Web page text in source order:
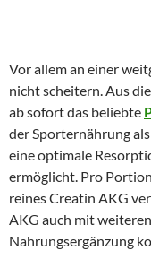
Vor allem an einer
nicht scheitern. Aus
ab sofort das beliebte
der Sporternährung
eine optimale
ermöglicht. Pro
reines Creatin AKG
AKG auch mit
Nahrungsergänzung